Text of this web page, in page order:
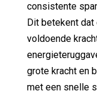
consistente
Dit betekent
voldoende
grote kracht en
met een snelle